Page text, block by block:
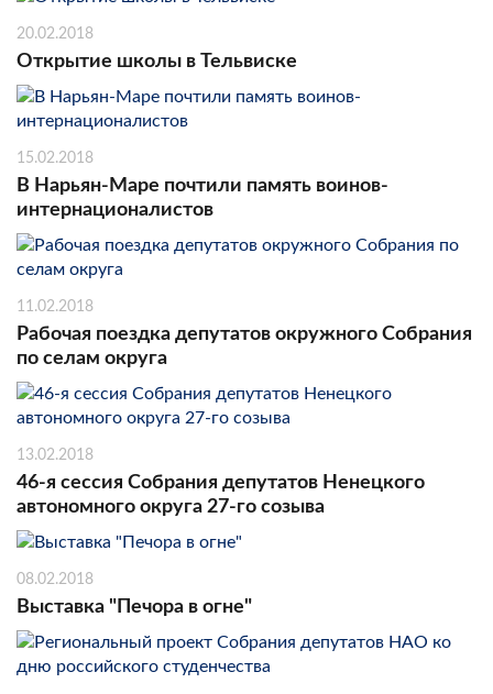
20.02.2018
Открытие школы в Тельвиске
15.02.2018
В Нарьян-Маре почтили память воинов-
интернационалистов
11.02.2018
Рабочая поездка депутатов окружного Собрания
по селам округа
13.02.2018
46-я сессия Собрания депутатов Ненецкого
автономного округа 27-го созыва
08.02.2018
Выставка "Печора в огне"